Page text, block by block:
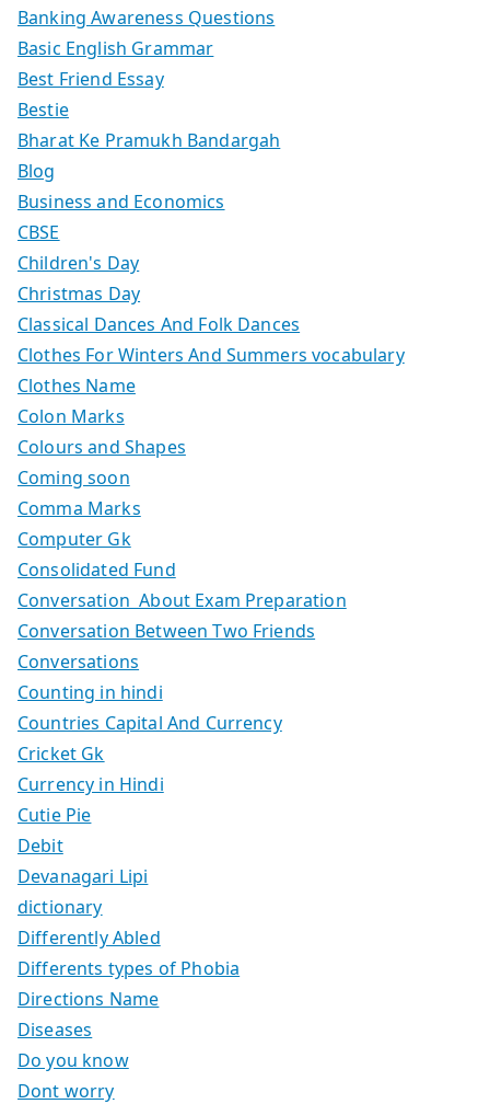
Banking Awareness Questions
Basic English Grammar
Best Friend Essay
Bestie
Bharat Ke Pramukh Bandargah
Blog
Business and Economics
CBSE
Children's Day
Christmas Day
Classical Dances And Folk Dances
Clothes For Winters And Summers vocabulary
Clothes Name
Colon Marks
Colours and Shapes
Coming soon
Comma Marks
Computer Gk
Consolidated Fund
Conversation About Exam Preparation
Conversation Between Two Friends
Conversations
Counting in hindi
Countries Capital And Currency
Cricket Gk
Currency in Hindi
Cutie Pie
Debit
Devanagari Lipi
dictionary
Differently Abled
Differents types of Phobia
Directions Name
Diseases
Do you know
Dont worry